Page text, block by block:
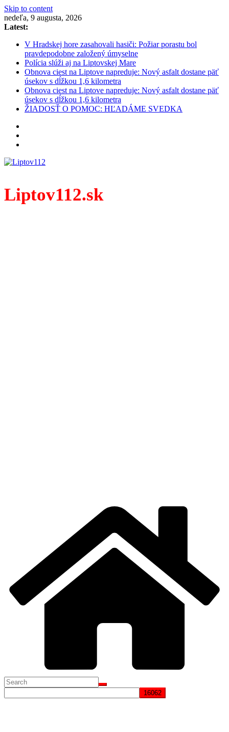
Skip to content
nedeľa, 9 augusta, 2026
Latest:
V Hradskej hore zasahovali hasiči: Požiar porastu bol
pravdepodobne založený úmyselne
Polícia slúži aj na Liptovskej Mare
Obnova ciest na Liptove napreduje: Nový asfalt dostane päť
úsekov s dĺžkou 1,6 kilometra
Obnova ciest na Liptove napreduje: Nový asfalt dostane päť
úsekov s dĺžkou 1,6 kilometra
ŽIADOSŤ O POMOC: HĽADÁME SVEDKA
Liptov112.sk